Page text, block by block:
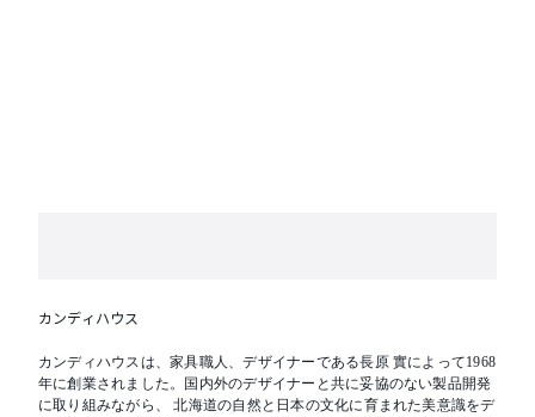
カンディハウス
カンディハウスは、家具職人、デザイナーである長原 實によって1968
年に創業されました。国内外のデザイナーと共に妥協のない製品開発
に取り組みながら、 北海道の自然と日本の文化に育まれた美意識をデ